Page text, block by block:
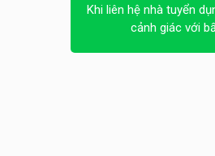
Khi liên hệ nhà tuyển
cảnh giác với